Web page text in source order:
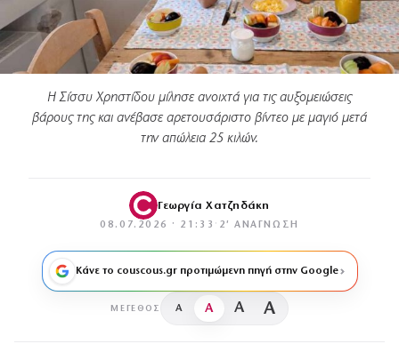
Η Σίσσυ Χρηστίδου μίλησε ανοιχτά για τις αυξομειώσεις
βάρους της και ανέβασε αρετουσάριστο βίντεο με μαγιό μετά
την απώλεια 25 κιλών.
Γεωργία Χατζηδάκη
08.07.2026 · 21:33 · 2′ ΑΝΆΓΝΩΣΗ
Κάνε το couscous.gr προτιμώμενη πηγή στην Google
ΜΈΓΕΘΟΣ A A A A